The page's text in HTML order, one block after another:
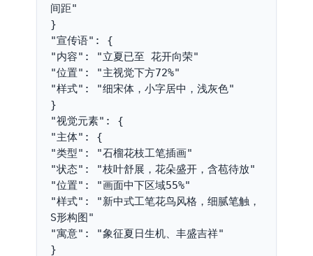
间距"
}
"宣传语": {
"内容": "立夏已至 花开向荣"
"位置": "主视觉下方72%"
"样式": "细宋体，小字居中，浅灰色"
}
"视觉元素": {
"主体": {
"类型": "石榴花枝工笔插画"
"状态": "枝叶舒展，花朵盛开，含苞待放"
"位置": "画面中下区域55%"
"样式": "新中式工笔花鸟风格，细腻笔触，
S形构图"
"寓意": "象征夏日生机、丰盛吉祥"
}